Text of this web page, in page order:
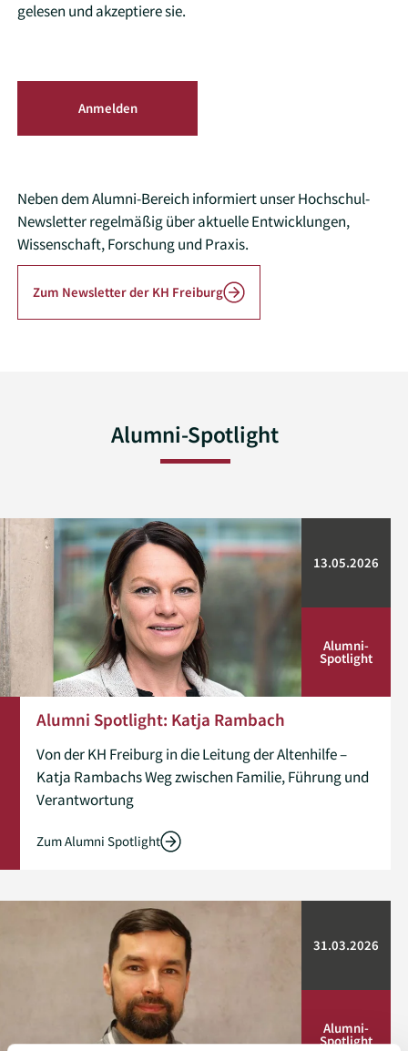
gelesen und akzeptiere sie.
Anmelden
Neben dem Alumni-Bereich informiert unser Hochschul-
Newsletter regelmäßig über aktuelle Entwicklungen,
Wissenschaft, Forschung und Praxis.
Zum Newsletter der KH Freiburg
Alumni-Spotlight
13.05.2026
Alumni­
Spotlight
Alumni Spotlight: Katja Rambach
Von der KH Freiburg in die Leitung der Altenhilfe –
Katja Rambachs Weg zwischen Familie, Führung und
Verantwortung
Zum Alumni Spotlight
31.03.2026
Alumni­
Spotlight